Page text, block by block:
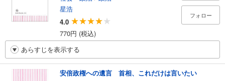
星浩
4.0
770円 (税込)
フォロー
あらすじを表示する
安倍政権への遺言 首相、これだけは言いたい